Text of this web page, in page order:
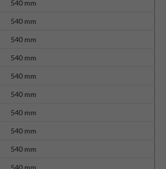
540 mm
540 mm
540 mm
540 mm
540 mm
540 mm
540 mm
540 mm
540 mm